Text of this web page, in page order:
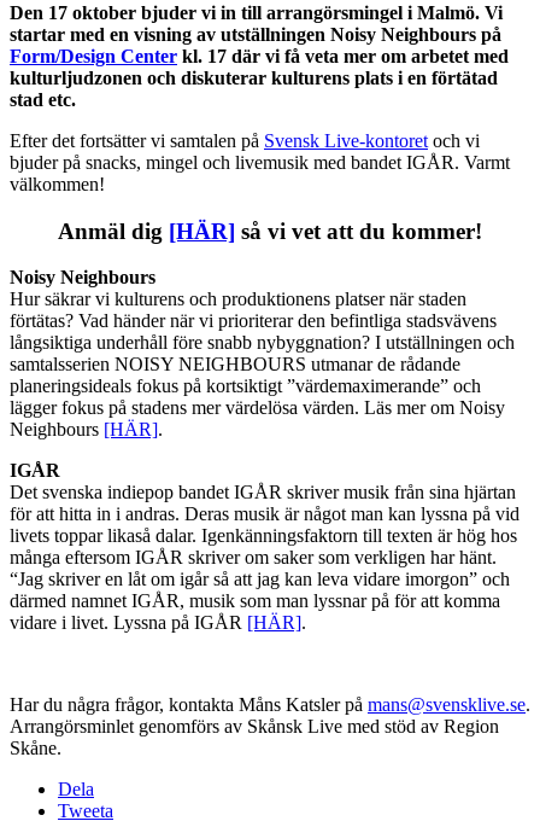
Den 17 oktober bjuder vi in till arrangörsmingel i Malmö. Vi
startar med en visning av utställningen Noisy Neighbours på
Form/Design Center kl. 17 där vi få veta mer om arbetet med
kulturljudzonen och diskuterar kulturens plats i en förtätad
stad etc.
Efter det fortsätter vi samtalen på Svensk Live-kontoret och vi
bjuder på snacks, mingel och livemusik med bandet IGÅR. Varmt
välkommen!
Anmäl dig [HÄR] så vi vet att du kommer!
Noisy Neighbours
Hur säkrar vi kulturens och produktionens platser när staden
förtätas? Vad händer när vi prioriterar den befintliga stadsvävens
långsiktiga underhåll före snabb nybyggnation? I utställningen och
samtalsserien NOISY NEIGHBOURS utmanar de rådande
planeringsideals fokus på kortsiktigt ”värdemaximerande” och
lägger fokus på stadens mer värdelösa värden. Läs mer om Noisy
Neighbours [HÄR].
IGÅR
Det svenska indiepop bandet IGÅR skriver musik från sina hjärtan
för att hitta in i andras. Deras musik är något man kan lyssna på vid
livets toppar likaså dalar. Igenkänningsfaktorn till texten är hög hos
många eftersom IGÅR skriver om saker som verkligen har hänt.
“Jag skriver en låt om igår så att jag kan leva vidare imorgon” och
därmed namnet IGÅR, musik som man lyssnar på för att komma
vidare i livet. Lyssna på IGÅR [HÄR].
Har du några frågor, kontakta Måns Katsler på mans@svensklive.se.
Arrangörsminlet genomförs av Skånsk Live med stöd av Region
Skåne.
Dela
Tweeta